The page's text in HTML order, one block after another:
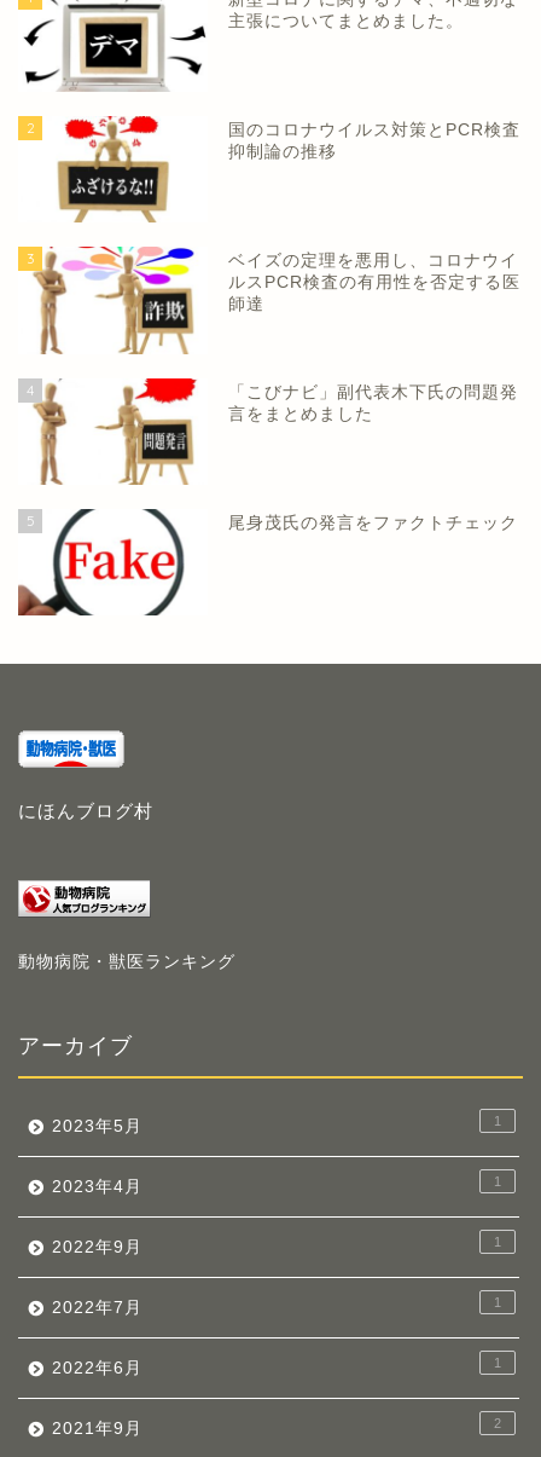
主張についてまとめました。
2
国のコロナウイルス対策とPCR検査
抑制論の推移
3
ベイズの定理を悪用し、コロナウイ
ルスPCR検査の有用性を否定する医
師達
4
「こびナビ」副代表木下氏の問題発
言をまとめました
5 尾身茂氏の発言をファクトチェック
にほんブログ村
動物病院・獣医ランキング
アーカイブ
2023年5月 1
2023年4月 1
2022年9月 1
2022年7月 1
2022年6月 1
2021年9月 2